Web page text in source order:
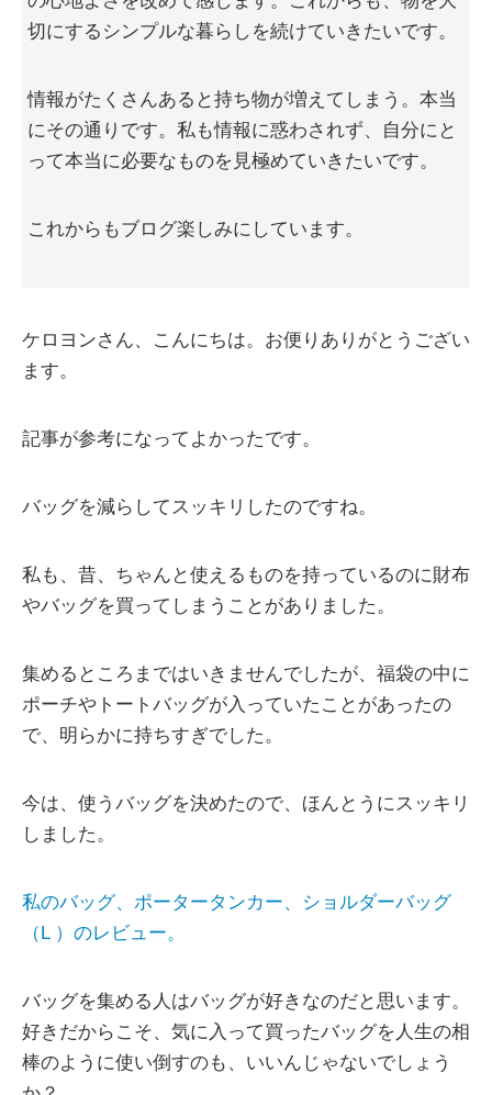
切にするシンプルな暮らしを続けていきたいです。
情報がたくさんあると持ち物が増えてしまう。本当
にその通りです。私も情報に惑わされず、自分にと
って本当に必要なものを見極めていきたいです。
これからもブログ楽しみにしています。
ケロヨンさん、こんにちは。お便りありがとうござい
ます。
記事が参考になってよかったです。
バッグを減らしてスッキリしたのですね。
私も、昔、ちゃんと使えるものを持っているのに財布
やバッグを買ってしまうことがありました。
集めるところまではいきませんでしたが、福袋の中に
ポーチやトートバッグが入っていたことがあったの
で、明らかに持ちすぎでした。
今は、使うバッグを決めたので、ほんとうにスッキリ
しました。
私のバッグ、ポータータンカー、ショルダーバッグ
（L ）のレビュー。
バッグを集める人はバッグが好きなのだと思います。
好きだからこそ、気に入って買ったバッグを人生の相
棒のように使い倒すのも、いいんじゃないでしょう